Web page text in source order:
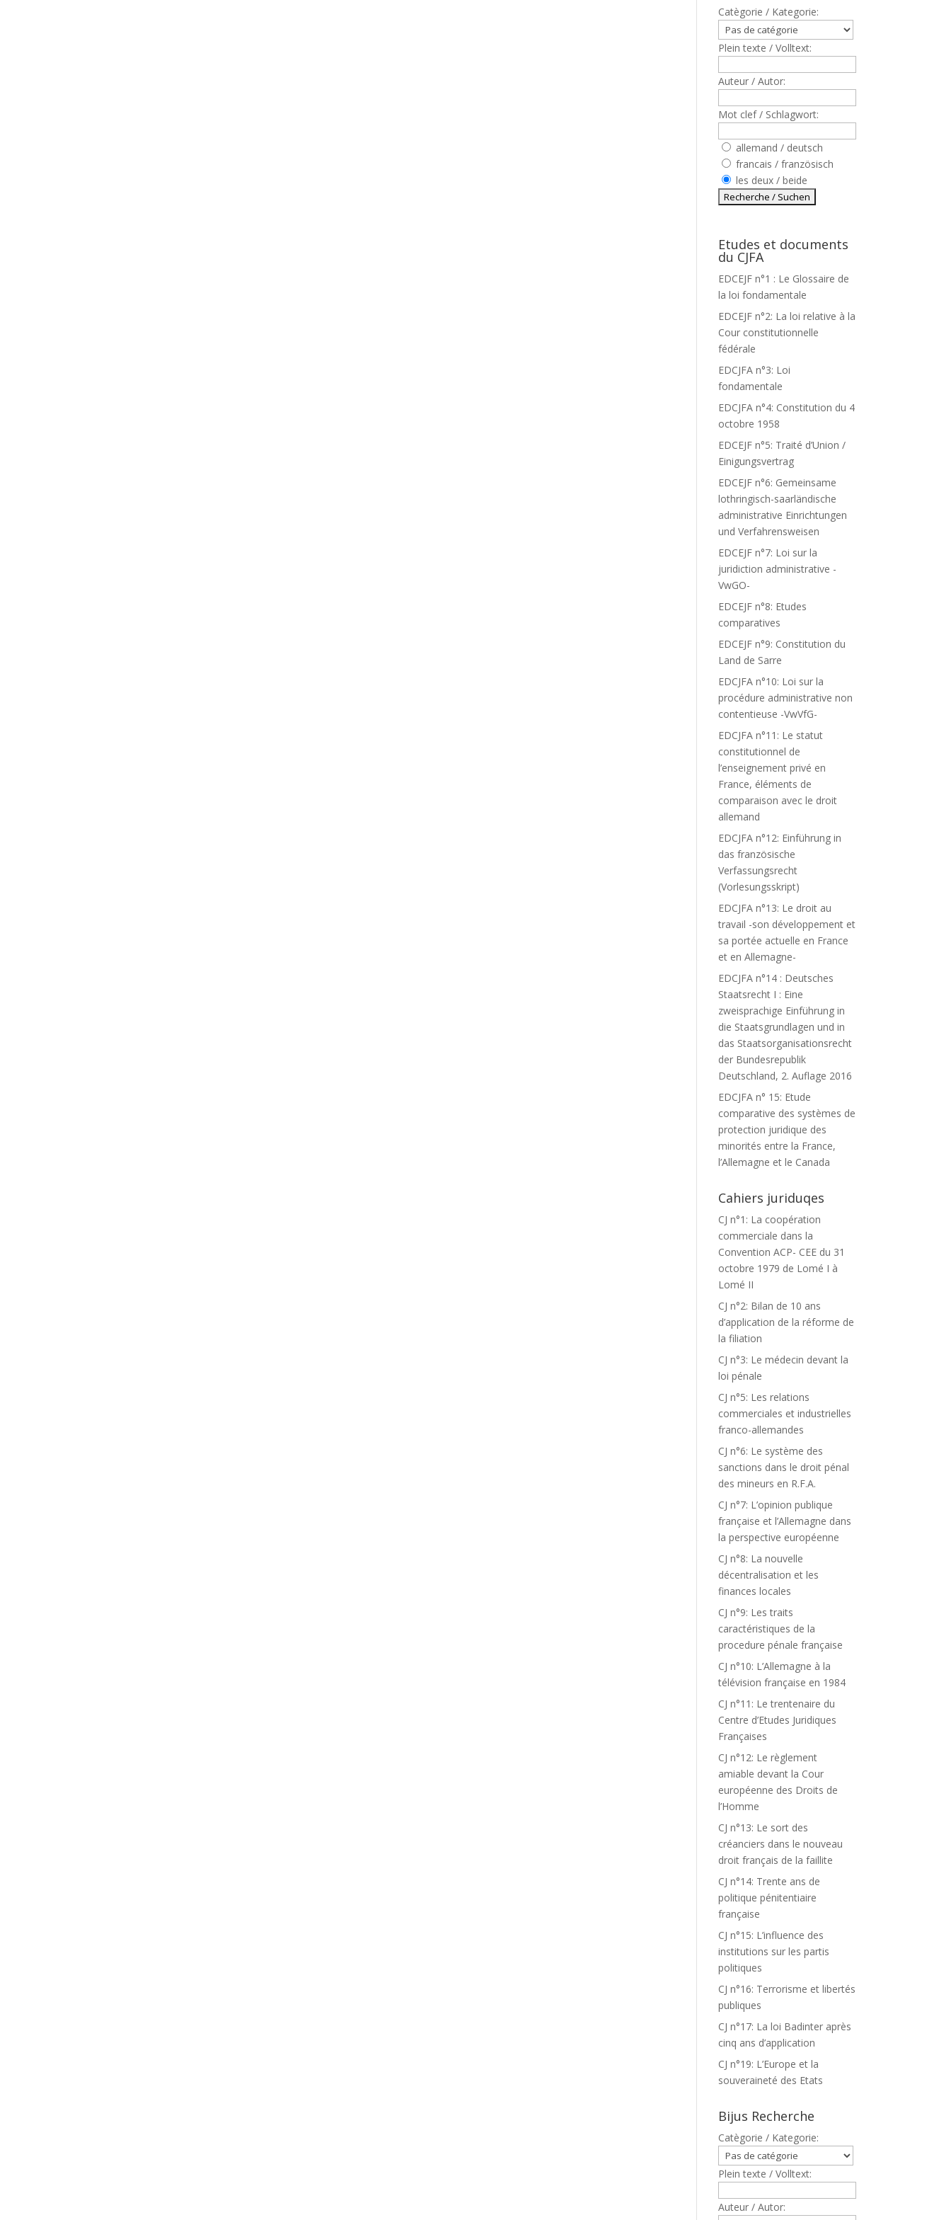
Catègorie / Kategorie:
Plein texte / Volltext:
Auteur / Autor:
Mot clef / Schlagwort:
allemand / deutsch
francais / französisch
les deux / beide
Etudes et documents
du CJFA
EDCEJF n°1 : Le Glossaire de
la loi fondamentale
EDCEJF n°2: La loi relative à la
Cour constitutionnelle
fédérale
EDCJFA n°3: Loi
fondamentale
EDCJFA n°4: Constitution du 4
octobre 1958
EDCEJF n°5: Traité d’Union /
Einigungsvertrag
EDCEJF n°6: Gemeinsame
lothringisch-saarländische
administrative Einrichtungen
und Verfahrensweisen
EDCEJF n°7: Loi sur la
juridiction administrative -
VwGO-
EDCEJF n°8: Etudes
comparatives
EDCEJF n°9: Constitution du
Land de Sarre
EDCJFA n°10: Loi sur la
procédure administrative non
contentieuse -VwVfG-
EDCJFA n°11: Le statut
constitutionnel de
l’enseignement privé en
France, éléments de
comparaison avec le droit
allemand
EDCJFA n°12: Einführung in
das französische
Verfassungsrecht
(Vorlesungsskript)
EDCJFA n°13: Le droit au
travail -son développement et
sa portée actuelle en France
et en Allemagne-
EDCJFA n°14 : Deutsches
Staatsrecht I : Eine
zweisprachige Einführung in
die Staatsgrundlagen und in
das Staatsorganisationsrecht
der Bundesrepublik
Deutschland, 2. Auflage 2016
EDCJFA n° 15: Etude
comparative des systèmes de
protection juridique des
minorités entre la France,
l’Allemagne et le Canada
Cahiers juriduqes
CJ n°1: La coopération
commerciale dans la
Convention ACP- CEE du 31
octobre 1979 de Lomé I à
Lomé II
CJ n°2: Bilan de 10 ans
d’application de la réforme de
la filiation
CJ n°3: Le médecin devant la
loi pénale
CJ n°5: Les relations
commerciales et industrielles
franco-allemandes
CJ n°6: Le système des
sanctions dans le droit pénal
des mineurs en R.F.A.
CJ n°7: L’opinion publique
française et l’Allemagne dans
la perspective européenne
CJ n°8: La nouvelle
décentralisation et les
finances locales
CJ n°9: Les traits
caractéristiques de la
procedure pénale française
CJ n°10: L’Allemagne à la
télévision française en 1984
CJ n°11: Le trentenaire du
Centre d’Etudes Juridiques
Françaises
CJ n°12: Le règlement
amiable devant la Cour
européenne des Droits de
l’Homme
CJ n°13: Le sort des
créanciers dans le nouveau
droit français de la faillite
CJ n°14: Trente ans de
politique pénitentiaire
française
CJ n°15: L’influence des
institutions sur les partis
politiques
CJ n°16: Terrorisme et libertés
publiques
CJ n°17: La loi Badinter après
cinq ans d’application
CJ n°19: L’Europe et la
souveraineté des Etats
Bijus Recherche
Catègorie / Kategorie:
Plein texte / Volltext:
Auteur / Autor: